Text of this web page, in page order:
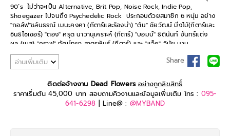
90’s ไม่ว่าจะเป็น Alternative, Brit Pop, Noise Rock, Indie Pop,
Shoegazer ไปจนถึง Psychedelic Rock ประกอบด้วยสมาชิก 6 หนุ่ม อย่าง
"กอล์ฟ"ชลันธรณ์ เมนะคงคา (กีตาร์และร้องนำ) "ต้น" ชัยวัฒน์ มิ่งไม้(กีตาร์และ
ซินธิไซเซอร์) "ตอง" ศรุต นาวานุเคราะห์ (กีตาร์) "บอมบ์" ธิตินันท์ จันทร์แต่ง
ผล (เบส) "กราฟ" ทัศน์ทยา สาตรพันธุ์ (กีตาร์) และ "แจ็ค" วินัย นาม
วงศ์ (กลอง) เจ้าของผลงานฮิตอย่างเพลง "รุ่งอรุณ"
อ่านเพิ่มเติม Share
ติดต่อจ้างงาน Dead Flowers อย่างถูกลิขสิทธิ์
ราคาเริ่มต้น 45,000 บาท สอบถามคิวงานและข้อมูลเพิ่มเติม โทร : 095-
641-6298 | Line@ : @MYBAND